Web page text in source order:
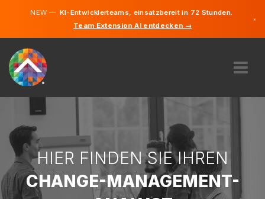
NEW —KI-Entwicklerteams, einsatzbereit in 72 Stunden.
Team Extension AI entdecken →
×
WIE FUNKTIONIERT ES?
KARRIERE
FINDEN
Englisch
HIER FINDEN SIE IHREN
CHANGE-MANAGEMENT-